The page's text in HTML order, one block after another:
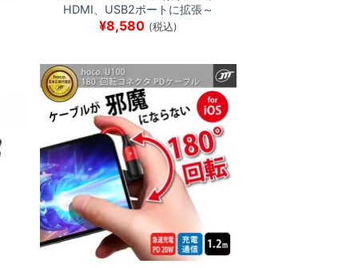
HDMI、USB2ポートに拡張～
¥8,580 (税込)